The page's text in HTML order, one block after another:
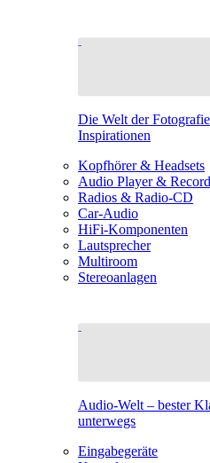
Die Welt der
Inspirationen
Kopfhörer & Headsets
Audio Player &
Radios & Radio-CD
Car-Audio
HiFi-Komponenten
Lautsprecher
Multiroom
Stereoanlagen
Audio-Welt – bester
unterwegs
Eingabegeräte